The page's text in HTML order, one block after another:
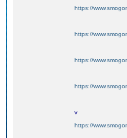
https://
https://
https://
https://
v
https://